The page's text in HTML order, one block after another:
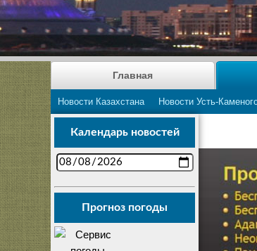
Главная
Новости Казахстана Новости Усть-
Календарь новостей
Прогноз погоды